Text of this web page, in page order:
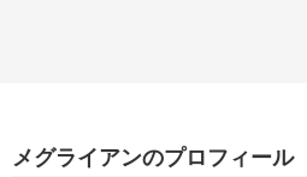
メグライアンのプロフィール